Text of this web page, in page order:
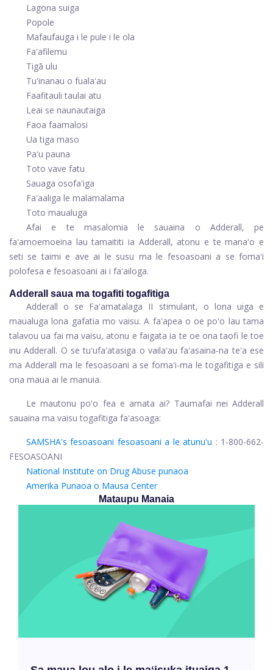
Lagona suiga
Popole
Mafaufauga i le pule i le ola
Faʻafilemu
Tigā ulu
Tuʻinanau o fualaʻau
Faafitauli taulai atu
Leai se naunautaiga
Faoa faamalosi
Ua tiga maso
Paʻu pauna
Toto vave fatu
Sauaga osofaʻiga
Faʻaaliga le malamalama
Toto maualuga
Afai e te masalomia le sauaina o Adderall, pe
faʻamoemoeina lau tamaititi ia Adderall, atonu e te manaʻo e
seti se taimi e ave ai le susu ma le fesoasoani a se fomaʻi
polofesa e fesoasoani ai i faʻailoga.
Adderall saua ma togafiti togafitiga
Adderall o se Faʻamatalaga II stimulant, o lona uiga e
maualuga lona gafatia mo vaisu. A faʻapea o oe poʻo lau tama
talavou ua fai ma vaisu, atonu e faigata ia te oe ona taofi le toe
inu Adderall. O se tuʻufaʻatasiga o vailaʻau faʻasaina-na teʻa ese
ma Adderall ma le fesoasoani a se fomaʻi-ma le togafitiga e sili
ona maua ai le manuia.
Le mautonu poʻo fea e amata ai? Taumafai nei Adderall
sauaina ma vaisu togafitiga faʻasoaga:
SAMSHA's fesoasoani fesoasoani a le atunuʻu : 1-800-662-
FESOASOANI
National Institute on Drug Abuse punaoa
Amerika Punaoa o Mausa Center
Mataupu Manaia